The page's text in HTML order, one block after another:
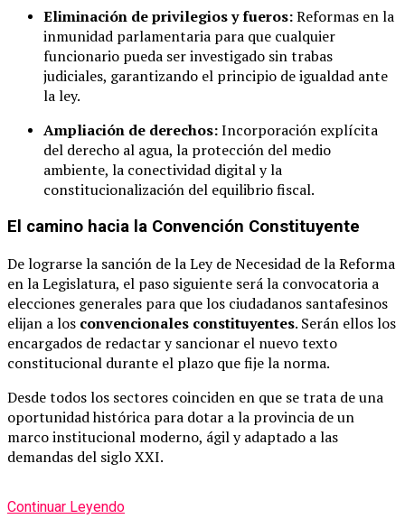
Eliminación de privilegios y fueros:Reformas en la
inmunidad parlamentaria para que cualquier
funcionario pueda ser investigado sin trabas
judiciales, garantizando el principio de igualdad ante
la ley.
Ampliación de derechos:Incorporación explícita
del derecho al agua, la protección del medio
ambiente, la conectividad digital y la
constitucionalización del equilibrio fiscal.
El camino hacia la Convención Constituyente
De lograrse la sanción de la Ley de Necesidad de la Reforma
en la Legislatura, el paso siguiente será la convocatoria a
elecciones generales para que los ciudadanos santafesinos
elijan a los convencionales constituyentes. Serán ellos los
encargados de redactar y sancionar el nuevo texto
constitucional durante el plazo que fije la norma.
Desde todos los sectores coinciden en que se trata de una
oportunidad histórica para dotar a la provincia de un
marco institucional moderno, ágil y adaptado a las
demandas del siglo XXI.
Continuar Leyendo